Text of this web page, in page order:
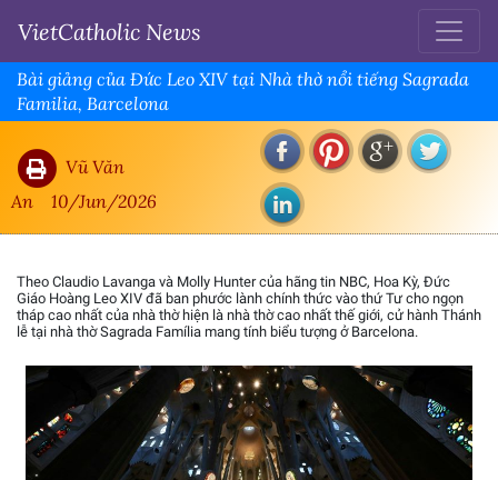
VietCatholic News
Bài giảng của Đức Leo XIV tại Nhà thờ nổi tiếng Sagrada
Familia, Barcelona
Vũ Văn
An
10/Jun/2026
Theo Claudio Lavanga và Molly Hunter của hãng tin NBC, Hoa Kỳ, Đức
Giáo Hoàng Leo XIV đã ban phước lành chính thức vào thứ Tư cho ngọn
tháp cao nhất của nhà thờ hiện là nhà thờ cao nhất thế giới, cử hành Thánh
lễ tại nhà thờ Sagrada Família mang tính biểu tượng ở Barcelona.